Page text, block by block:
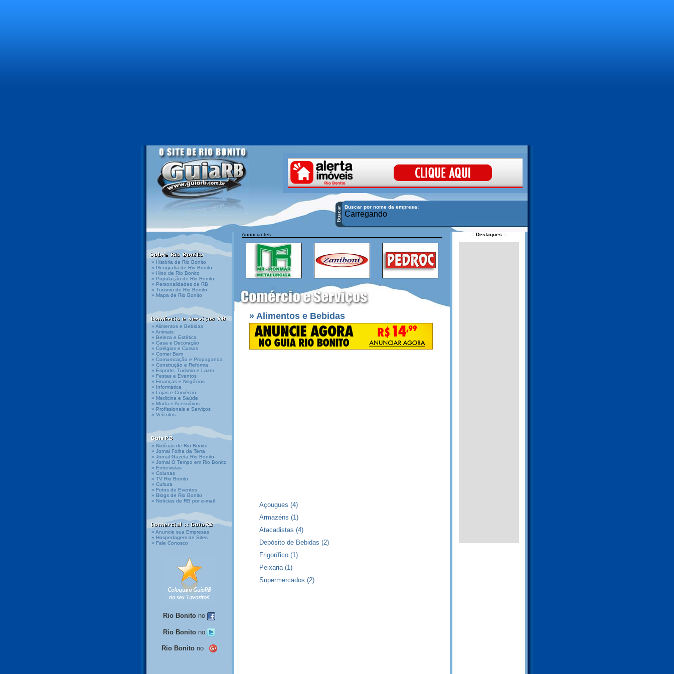
Buscar por nome da empresa:
Carregando
» História de Rio Bonito
» Geografia de Rio Bonito
» Hino de Rio Bonito
» População de Rio Bonito
» Personalidades de RB
» Turismo de Rio Bonito
» Mapa de Rio Bonito
» Alimentos e Bebidas
» Animais
» Beleza e Estética
» Casa e Decoração
» Colégios e Cursos
» Comer Bem
» Comunicação e Propaganda
» Construção e Reforma
» Esporte, Turismo e Lazer
» Festas e Eventos
» Finanças e Negócios
» Informática
» Lojas e Comércio
» Medicina e Saúde
» Moda e Acessórios
» Profissionais e Serviços
» Veículos
» Notícias de Rio Bonito
» Jornal Folha da Terra
» Jornal Gazeta Rio Bonito
» Jornal O Tempo em Rio Bonito
» Entrevistas
» Colunas
» TV Rio Bonito
» Cultura
» Fotos de Eventos
» Blogs de Rio Bonito
» Notícias de RB por e-mail
» Anuncie sua Empresas
» Hospedagem de Sites
» Fale Conosco
Rio Bonito no
Rio Bonito no
Rio Bonito no
Anunciantes
» Alimentos e Bebidas
Açougues (4)
Armazéns (1)
Atacadistas (4)
Depósito de Bebidas (2)
Frigorífico (1)
Peixaria(1)
Supermercados (2)
.:: Destaques ::.